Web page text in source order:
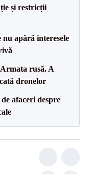
și restricții
apără interesele
rusă. A
dronelor
afaceri despre